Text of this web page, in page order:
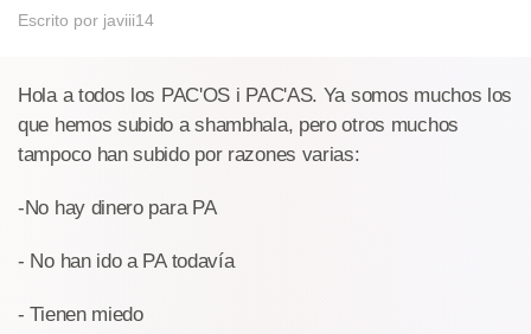
Escrito por javiii14
Hola a todos los PAC'OS i PAC'AS. Ya somos muchos los
que hemos subido a shambhala, pero otros muchos
tampoco han subido por razones varias:
-No hay dinero para PA
- No han ido a PA todavía
- Tienen miedo